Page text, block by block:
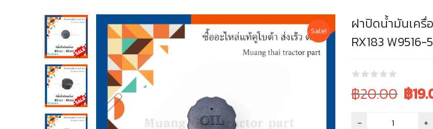
Sale!
ฝาปิดน้ำมันเครื่
RX183 W9516-
Original
price
was:
฿20.00 Current
฿